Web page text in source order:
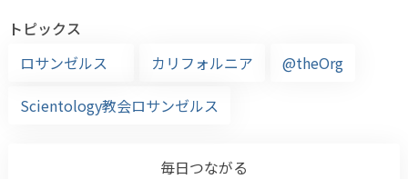
トピックス
ロサンゼルス
カリフォルニア
@theOrg
Scientology教会ロサンゼルス
毎日つながる